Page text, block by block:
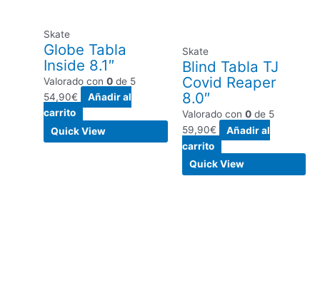
Skate
Globe Tabla
Inside 8.1″
Valorado con0 de 5
54,90€
Añadir al
carrito
Quick View
Skate
Blind Tabla TJ
Covid Reaper
8.0″
Valorado con 0de 5
59,90€
Añadir al
carrito
Quick View